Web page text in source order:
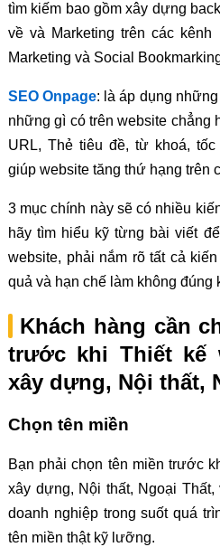
tìm kiếm bao gồm xây dựng
về và Marketing trên các
Marketing và Social
SEO Onpage: là áp dụng
những gì có trên website chẳng
URL, Thẻ tiêu đề, từ khoá,
giúp website tăng thứ hạng trên
3 mục chính này sẽ có nhiều
hãy tìm hiểu kỹ từng bài viết
website, phải nắm rõ tất cả
quả và hạn chế làm không đúng
Khách hàng cần
trước khi Thiết kế
xây dựng, Nội thất,
Chọn tên miền
Bạn phải chọn tên miền trước
xây dựng, Nội thất, Ngoại
doanh nghiệp trong suốt quá
tên miền thật kỹ lưỡng.